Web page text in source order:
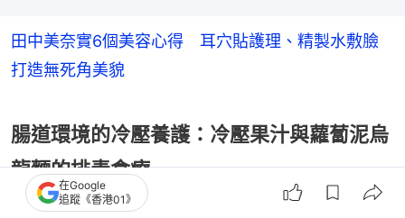
田中美奈實6個美容心得 耳穴貼護理、精製水敷臉
打造無死角美貌
腸道環境的冷壓養護：冷壓果汁與蘿蔔泥烏
龍麵的排毒食療
在飲食上，石原聰美推崇原汁原味的「和食」，烹飪
在Google
追蹤《香港01》